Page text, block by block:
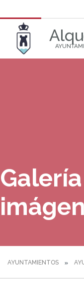
AYUNTAMIENTOS